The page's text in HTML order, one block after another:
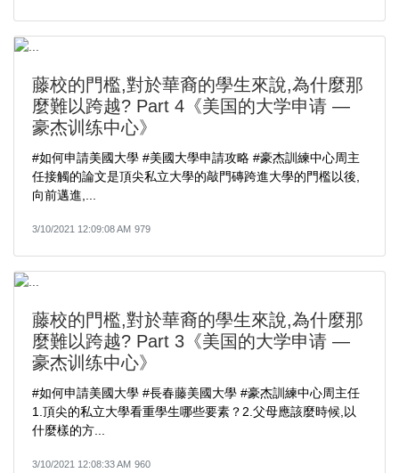
藤校的門檻,對於華裔的學生來說,為什麼那
麼難以跨越? Part 4《美国的大学申请 —
豪杰训练中心》
#如何申請美國大學​ #美國大學申請攻略​ #豪杰訓練中心周主
任​接觸的論文是頂尖私立大學的敲門磚跨進大學的門檻以後,
向前邁進,...
3/10/2021 12:09:08 AM 979
藤校的門檻,對於華裔的學生來說,為什麼那
麼難以跨越? Part 3《美国的大学申请 —
豪杰训练中心》
#如何申請美國大學​ #長春藤美國大學​ #豪杰訓練中心周主任​
1.頂尖的私立大學看重學生哪些要素？2.父母應該麼時候,以
什麼樣的方...
3/10/2021 12:08:33 AM 960